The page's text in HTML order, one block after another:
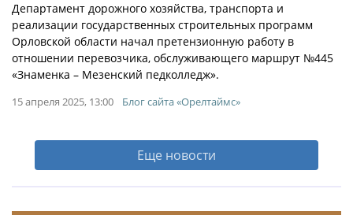
Департамент дорожного хозяйства, транспорта и
реализации государственных строительных программ
Орловской области начал претензионную работу в
отношении перевозчика, обслуживающего маршрут №445
«Знаменка – Мезенский педколледж».
15 апреля 2025, 13:00 Блог сайта «Орелтаймс»
Еще новости